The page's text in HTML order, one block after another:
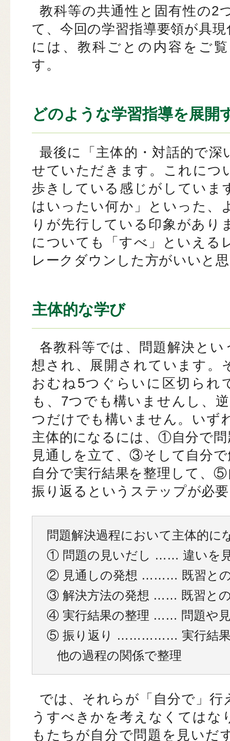
教科等の共通性と固有性の2
て、今回の学習指導要領が具
には、教科ごとの内容をご
す。
どのような学習指導を展開
最後に「主体的・対話的で
せていただきます。これにつ
歩きしている感じがしていま
はいったい何か」といった、
りが先行している印象があり
についても「すべ」といえる
レークダウンした方がいいと
主体的な学び
各教科等では、問題解決と
想され、展開されています。
おむね5つぐらいに区切られ
も、7つでも構いませんし、
つだけでも構いません。いず
主体的になるには、①自分で
見通しを立て、③そして自分
自分で実行結果を整理して、
振り返るというステップが必
問題解決過程において主体的に
① 問題の見いだし …… 違いを
② 見通しの発想 ……… 既習と
③ 解決方法の発想 …… 既習と
④ 実行結果の整理 …… 問題や
⑤ 振り返り …………… 実行結果
他の過程の関係で整理
では、それらが「自分で」
うすべきかを考えなくてはな
もたちが自分で問題を見いだ